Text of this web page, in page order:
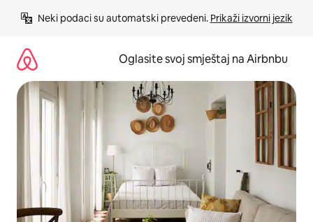
Neki podaci su automatski prevedeni. Prikaži izvorni jezik
Oglasite svoj smještaj na Airbnbu